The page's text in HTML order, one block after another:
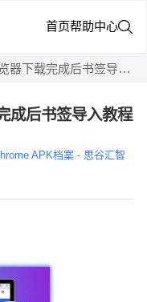
首页帮助中心
载完成后书签导入教程
成后书签导入教程
APK档案 - 思谷汇智